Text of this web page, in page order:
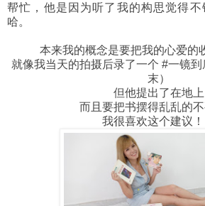
帮忙，他是因为听了我的构思觉得
哈。
本来我的概念是要把我的心爱的
就像我当天的拍摄后录了一个 #一镜
末）
但他提出了在地上
而且要把书摆得乱乱的
我很喜欢这个建议！